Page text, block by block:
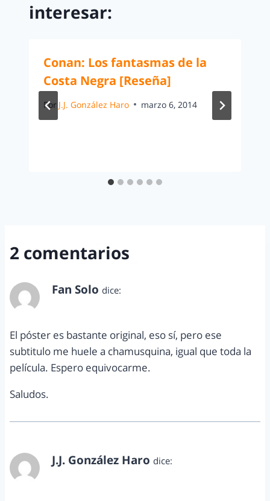
interesar:
Conan: Los fantasmas de la
Costa Negra [Reseña]
Por J.J. González Haro marzo 6, 2014
2 comentarios
Fan Solo dice:
El póster es bastante original, eso sí, pero ese
subtitulo me huele a chamusquina, igual que toda la
película. Espero equivocarme.
Saludos.
J.J. González Haro dice: